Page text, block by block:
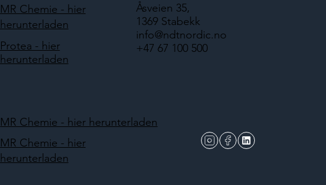
MR Chemie - hier
herunterladen
Protea - hier
herunterladen
Åsveien 35,
1369 Stabekk
info@ndtnordic.no
+47 67 100 500
MR Chemie - hier herunterladen
MR Chemie - hier
herunterladen